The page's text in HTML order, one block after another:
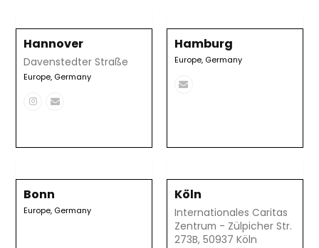
Hannover
Davenstedter Straße
Europe, Germany
Instagram
Correo
Hamburg
Europe, Germany
Correo
Bonn
Europe, Germany
Köln
Internationales Caritas
Zentrum - Zülpicher Str.
273B, 50937 Köln